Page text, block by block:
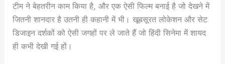
टीम ने बेहतरीन काम किया है, और एक ऐसी फिल्म बनाई है जो देखने में
जितनी शानदार है उतनी ही कहानी में भी। खूबसूरत लोकेशन और सेट
डिजाइन दर्शकों को ऐसी जगहों पर ले जाते हैं जो हिंदी सिनेमा में शायद
ही कभी देखी गई हों।